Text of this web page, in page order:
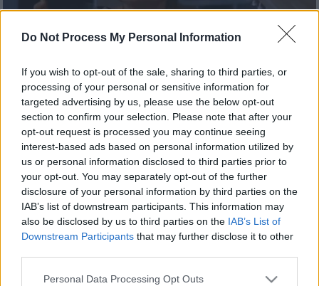
Do Not Process My Personal Information
If you wish to opt-out of the sale, sharing to third parties, or
processing of your personal or sensitive information for
targeted advertising by us, please use the below opt-out
section to confirm your selection. Please note that after your
opt-out request is processed you may continue seeing
interest-based ads based on personal information utilized by
us or personal information disclosed to third parties prior to
your opt-out. You may separately opt-out of the further
disclosure of your personal information by third parties on the
IAB’s list of downstream participants. This information may
also be disclosed by us to third parties on the IAB’s List of
Downstream Participants that may further disclose it to other
Please note that this website/app uses one or more Google
Personal Data Processing Opt Outs
Προσθέστε το ΕΘΝΟΣ στη Google
Τι πραγματικά συνέβη και δεν... την έφερε;
Ήταν 21η Απριλίου όταν κυκλοφόρησε η
είδηση ότι η Έφη Παπαθεοδώρου θα
πρωταγωνιστούσε στο βίντεο κλιπ του
Akyla για το Ferto, πριν εκείνος αναχωρήσει